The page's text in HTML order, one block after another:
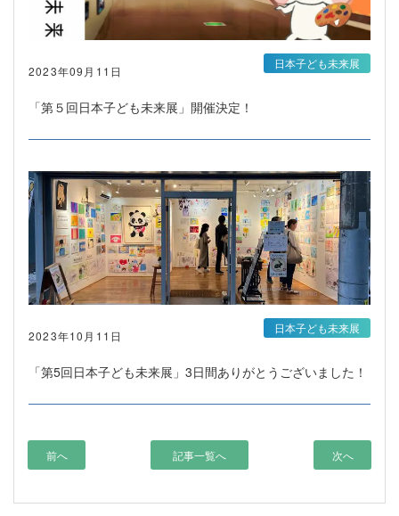
2023年09月11日
「第５回日本子ども未来展」開催決定！
日本子ども未来展
2023年10月11日
「第5回日本子ども未来展」3日間ありがとうございました！
日本子ども未来展
前へ 記事一覧へ 次へ